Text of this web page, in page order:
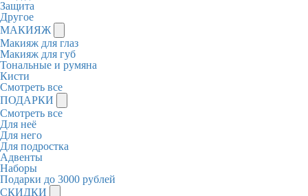
Защита
Другое
МАКИЯЖ
Макияж для глаз
Макияж для губ
Тональные и румяна
Кисти
Смотреть все
ПОДАРКИ
Смотреть все
Для неё
Для него
Для подростка
Адвенты
Наборы
Подарки до 3000 рублей
СКИДКИ